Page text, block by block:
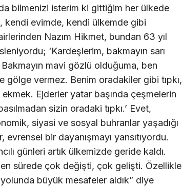
bilmenizi isterim ki gittiğim her ülkede
kendi evimde, kendi ülkemde gibi
Nazım Hikmet, bundan 63 yıl
‘Kardeşlerim, bakmayın sarı
Bakmayın mavi gözlü olduğuma, ben
gölge vermez. Benim oradakiler gibi tıpkı,
ekmek. Ejderler yatar başında çeşmelerin
sizin oradaki tıpkı.’ Evet,
siyasi ve sosyal buhranlar yaşadığı
evrensel bir dayanışmayı yansıtıyordu.
günleri artık ülkemizde geride kaldı.
sürede çok değişti, çok gelişti. Özellikle
büyük mesafeler aldık” diye